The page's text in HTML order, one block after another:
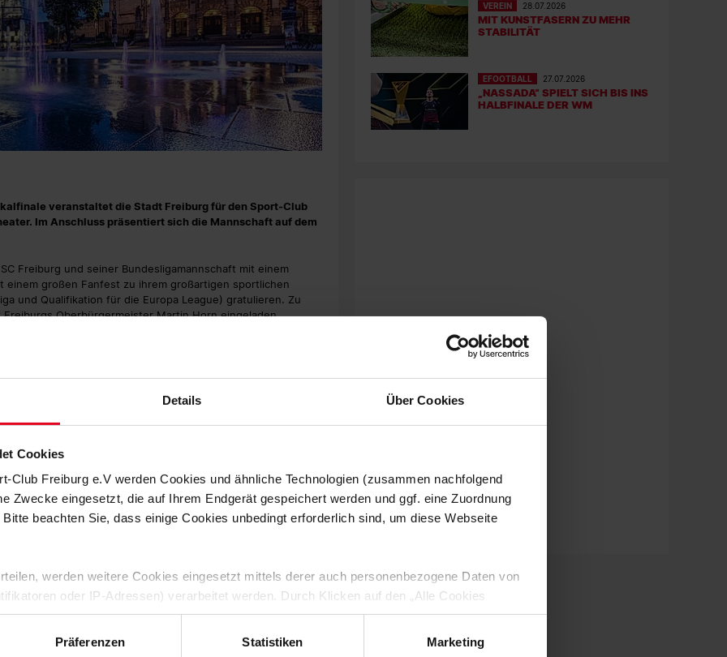
Details Über Cookies
Cookies
Club Freiburg e.V werden Cookies und ähnliche Technologien (zusammen nachfolgend
Zwecke eingesetzt, die auf Ihrem Endgerät gespeichert werden und ggf. eine Zuordnung
beachten Sie, dass einige Cookies unbedingt erforderlich sind, um diese Webseite
werden weitere Cookies eingesetzt mittels derer auch personenbezogene Daten von
oder IP-Adressen) verarbeitet werden. Durch Klicken auf den „Alle Cookies
der Speicherung aller aufgeführten Cookies und der entsprechenden Verarbeitung Ihrer
die unten jeweils angegebene Zwecke gem. § 25 Abs. 1 TDDDG, Art. 6 Abs. 1 lit. a DSGVO
Präferenzen Statistiken Marketing
veranstaltet die Stadt Freiburg für den Sport-Club
Im Anschluss präsentiert sich die Mannschaft auf dem
Freiburg und seiner Bundesligamannschaft mit einem
einem großen Fanfest zu ihrem großartigen sportlichen
und Qualifikation für die Europa League) gratulieren. Zu
Oberbürgermeister Martin Horn eingeladen.
des SC Freiburg auf einer Bühne vor dem
werden außerdem die SC-Akteure verabschiedet, die den
Uhr per Livestream im Internet auf swr.de/sport den
Präsentation des Teams auf der Bühne vor dem
sich anschließend die Sendung „SWR Sport“ von 22.30 bis
des Sport-Club am Abend in Freiburg.
dem großen zu erwartenden Andrang auf dem Platz, wird
auf dem Rathausbalkon stattfinden.
zwischen 17.20 Uhr und 20 Uhr den Takt der
und „Messe Freiburg“. Das bedeutet, dass in diesem
Straßenbahn Richtung Messe und zurück fahren wird.
der Haltestelle „Messe Freiburg“ in einem 7,5-Minuten-Takt
VEREIN 28.07.2026
MIT KUNSTFASERN ZU MEHR
STABILITÄT
EFOOTBALL 27.07.2026
„NASSADA“ SPIELT SICH BIS INS
HALBFINALE DER WM